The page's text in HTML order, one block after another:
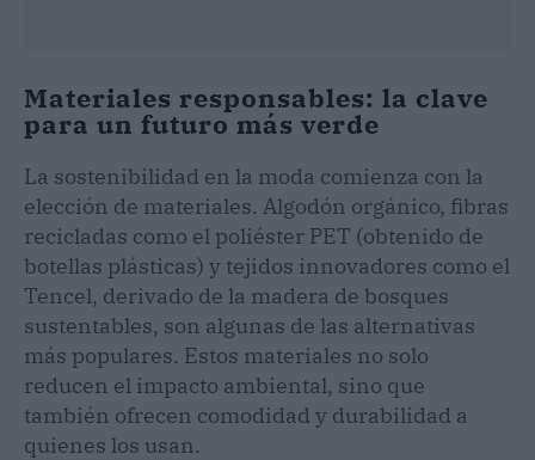
Materiales responsables: la clave
para un futuro más verde
La sostenibilidad en la moda comienza con la
elección de materiales. Algodón orgánico, fibras
recicladas como el poliéster PET (obtenido de
botellas plásticas) y tejidos innovadores como el
Tencel, derivado de la madera de bosques
sustentables, son algunas de las alternativas
más populares. Estos materiales no solo
reducen el impacto ambiental, sino que
también ofrecen comodidad y durabilidad a
quienes los usan.